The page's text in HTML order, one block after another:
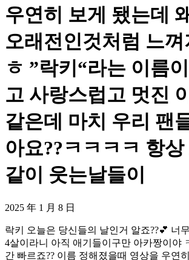
우연히 보게 됐는데
오래전인것처럼 느껴
ㅎ ”락키“라는 이름
고 사랑스럽고 멋진
같은데 마치 우리 팬
아요??ㅋㅋㅋㅋ 항
같이 웃는날들이
2025 年 1 月 8 日
락키 오늘은 당신들의 날인거 알죠??💕 너
4살이라니 아직 애기들이구만 아카짱이야
간 빠르죠?? 이름 정해졌을때 영상을 우연